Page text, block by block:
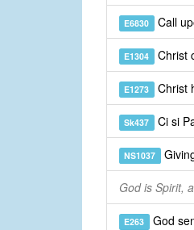
E6830 Call
E1304 Christ
E1273 Christ
Sk437 Ci si
NS1037
God is Spirit,
E263 God